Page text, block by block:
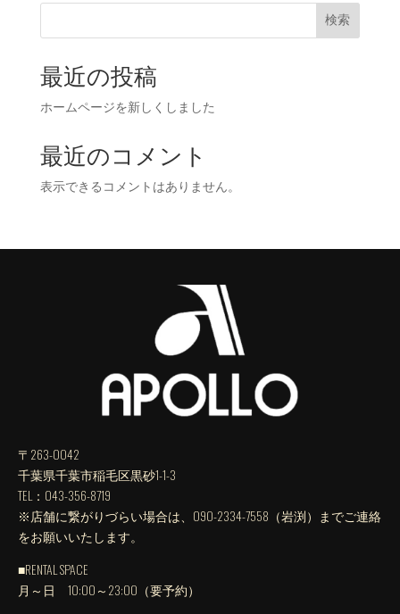
検索
最近の投稿
ホームページを新しくしました
最近のコメント
表示できるコメントはありません。
〒263-0042
千葉県千葉市稲毛区黒砂1-1-3
TEL：043-356-8719
※店舗に繋がりづらい場合は、090-2334-7558（岩渕）までご連絡
をお願いいたします。
■RENTAL SPACE
月～日 10:00～23:00（要予約）